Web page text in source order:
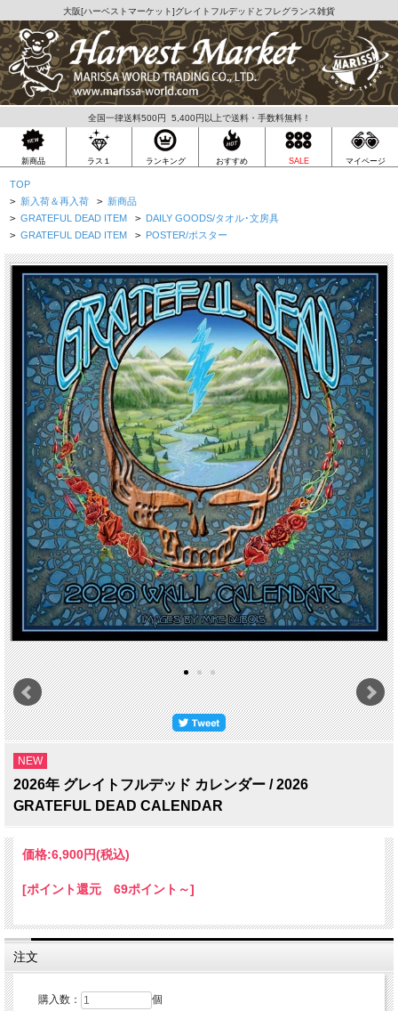
大阪[ハーベストマーケット]グレイトフルデッドとフレグランス雑貨
全国一律送料500円 5,400円以上で送料・手数料無料！
新商品 ラス１ ランキング おすすめ SALE マイページ
TOP
> 新入荷＆再入荷 > 新商品
> GRATEFUL DEAD ITEM > DAILY GOODS/タオル･文房具
> GRATEFUL DEAD ITEM > POSTER/ポスター
NEW
2026年 グレイトフルデッド カレンダー / 2026
GRATEFUL DEAD CALENDAR
価格:6,900円(税込)
[ポイント還元 69ポイント～]
注文
購入数： 個